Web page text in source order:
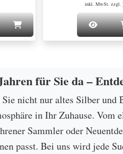
inkl. MwSt. zzgl.
für Sie da –
nicht nur altes Silber und
in Ihr Zuhause. Vom
Sammler oder
passt. Bei uns wird jede